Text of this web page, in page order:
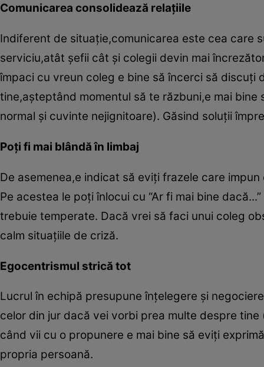
Comunicarea consolidează relaţiile
Indiferent de situaţie,comunicarea este cea care
serviciu,atât şefii cât şi colegii devin mai
împaci cu vreun coleg e bine să încerci să
tine,aşteptând momentul să te răzbuni,e mai
normal şi cuvinte nejignitoare). Găsind soluţii
Poţi fi mai blândă în limbaj
De asemenea,e indicat să eviţi frazele care
Pe acestea le poţi înlocui cu “Ar fi mai bine
trebuie temperate. Dacă vrei să faci unui coleg
calm situaţiile de criză.
Egocentrismul strică tot
Lucrul în echipă presupune înţelegere şi
celor din jur dacă vei vorbi prea multe despre
când vii cu o propunere e mai bine să eviţi
propria persoană.